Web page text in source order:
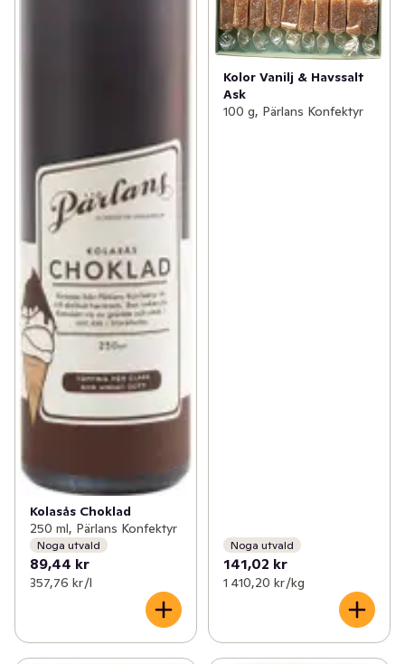
Kalf & Hansen (8)
Gateau (13)
✓ Erssons (16)
✓ Per i Viken (12)
✓ Englamust (4)
✓ Roots of Malmö
✓ Pärlans konfektyr (5)
✓ Gotlandschips
✓ Olof Viktors (29)
✓ REKO (5)
Kolasås Choklad
250 ml, Pärlans Konfektyr
Noga utvald
89,44 kr
357,76 kr /l
Kolor Vanilj & Havssalt
Ask
100 g, Pärlans Konfektyr
Noga utvald
141,02 kr
1 410,20 kr /kg